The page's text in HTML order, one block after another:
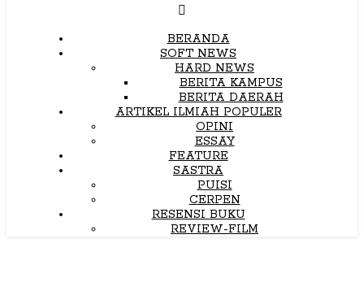
BERANDA
SOFT NEWS
HARD NEWS
BERITA KAMPUS
BERITA DAERAH
ARTIKEL ILMIAH POPULER
OPINI
ESSAY
FEATURE
SASTRA
PUISI
CERPEN
RESENSI BUKU
REVIEW-FILM